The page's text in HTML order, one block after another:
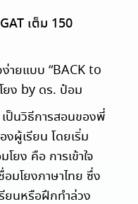
GAT เต็ม 150
ง่ายแบบ “BACK to
ยง by ดร. ป๋อม
นวิธีการสอนของพี่
งผู้เรียน โดยเริ่ม
ยง คือ การเข้าใจ
มโยงภาษาไทย ซึ่ง
ยนหรือฝึกทำล่วง